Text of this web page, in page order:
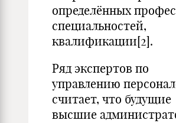
определённых
специальностей,
квалификации[2].
Ряд экспертов по
управлению
считает, что будущие
высшие